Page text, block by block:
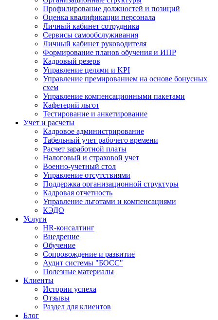
Профилирование должностей и позиций
Оценка квалификации персонала
Личный кабинет сотрудника
Сервисы самообслуживания
Личный кабинет руководителя
Формирование планов обучения и ИПР
Кадровый резерв
Управление целями и KPI
Управление премированием на основе бонусных
схем
Управление компенсационными пакетами
Кафетерий льгот
Тестирование и анкетирование
Учет и расчеты
Кадровое администрирование
Табельный учет рабочего времени
Расчет заработной платы
Налоговый и страховой учет
Военно-учетный стол
Управление отсутствиями
Поддержка организационной структуры
Кадровая отчетность
Управление льготами и компенсациями
КЭДО
Услуги
HR-консалтинг
Внедрение
Обучение
Сопровождение и развитие
Аудит системы "БОСС"
Полезные материалы
Клиенты
Истории успеха
Отзывы
Раздел для клиентов
Блог